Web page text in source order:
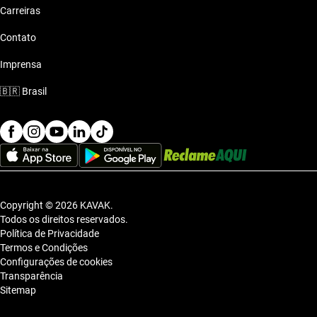
Carreiras
Contato
Imprensa
🇧🇷 Brasil
Copyright © 2026 KAVAK.
Todos os direitos reservados.
Política de Privacidade
Termos e Condições
Configurações de cookies
Transparência
Sitemap